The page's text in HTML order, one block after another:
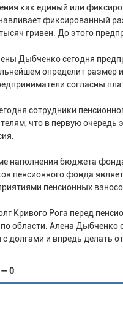
как единый или
фиксированный
гривен. До этого
Дыбченко сегодня
определит размер
согласны
сотрудники
что в первую очередь
наполнения бюджета
пенсионного фонда
пенсионных
Кривого Рога перед
области. Алена Дыбченко
с долгами и впредь делать
0